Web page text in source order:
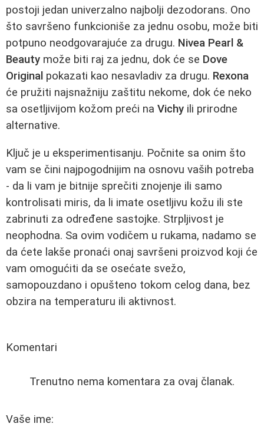
postoji jedan univerzalno najbolji dezodorans. Ono
što savršeno funkcioniše za jednu osobu, može biti
potpuno neodgovarajuće za drugu. Nivea Pearl &
Beauty može biti raj za jednu, dok će se Dove
Original pokazati kao nesavladiv za drugu. Rexona
će pružiti najsnažniju zaštitu nekome, dok će neko
sa osetljivijom kožom preći na Vichy ili prirodne
alternative.
Ključ je u eksperimentisanju. Počnite sa onim što
vam se čini najpogodnijim na osnovu vaših potreba
- da li vam je bitnije sprečiti znojenje ili samo
kontrolisati miris, da li imate osetljivu kožu ili ste
zabrinuti za određene sastojke. Strpljivost je
neophodna. Sa ovim vodičem u rukama, nadamo se
da ćete lakše pronaći onaj savršeni proizvod koji će
vam omogućiti da se osećate svežo,
samopouzdano i opušteno tokom celog dana, bez
obzira na temperaturu ili aktivnost.
Komentari
Trenutno nema komentara za ovaj članak.
Vaše ime: